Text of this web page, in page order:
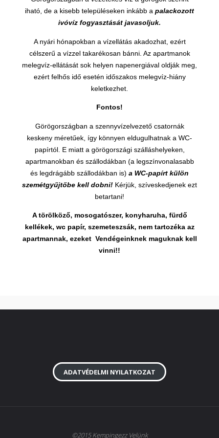
iható, de a kisebb településeken inkább a palackozott
ivóvíz fogyasztását javasoljuk.
A nyári hónapokban a vízellátás akadozhat, ezért
célszerű a vízzel takarékosan bánni. Az apartmanok
melegvíz-ellátását sok helyen napenergiával oldják meg,
ezért felhős idő esetén időszakos melegvíz-hiány
keletkezhet.
Fontos!
Görögországban a szennyvízelvezető csatornák
keskeny méretűek, így könnyen eldugulhatnak a WC-
papírtól. E miatt a görögországi szálláshelyeken,
apartmanokban és szállodákban (a legszínvonalasabb
és legdrágább szállodákban is) a WC-papírt külön
szemétgyűjtőbe kell dobni! Kérjük, szíveskedjenek ezt
betartani!
A törölköző, mosogatószer, konyharuha, fürdő
kellékek, wc papír, szemeteszsák, nem tartozéka az
apartmannak, ezeket Vendégeinknek maguknak kell
vinni!!
ADATVÉDELMI NYILATKOZAT
©2015 Kempingezz Velünk